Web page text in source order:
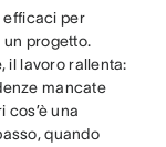
efficaci per
un progetto.
il lavoro rallenta:
mancate
cos’è una
quando